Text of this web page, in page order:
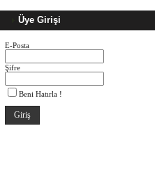
Üye Girişi
E-Posta
Şifre
Beni Hatırla !